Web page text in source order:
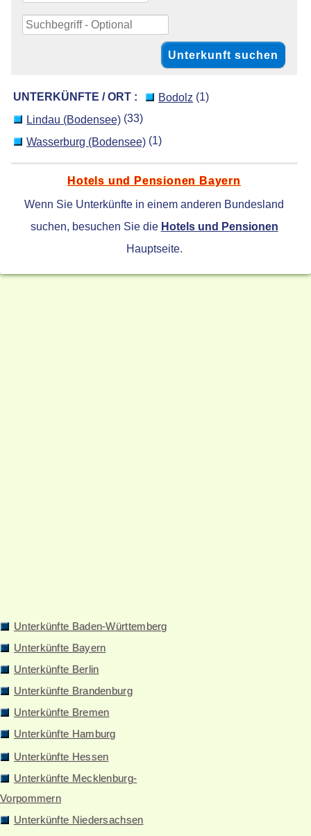
UNTERKÜNFTE / ORT : Bodolz (1)
Lindau (Bodensee) (33)
Wasserburg (Bodensee) (1)
Hotels und Pensionen Bayern
Wenn Sie Unterkünfte in einem anderen Bundesland
suchen, besuchen Sie die Hotels und Pensionen
Hauptseite.
Unterkünfte Baden-Württemberg
Unterkünfte Bayern
Unterkünfte Berlin
Unterkünfte Brandenburg
Unterkünfte Bremen
Unterkünfte Hamburg
Unterkünfte Hessen
Unterkünfte Mecklenburg-
Vorpommern
Unterkünfte Niedersachsen